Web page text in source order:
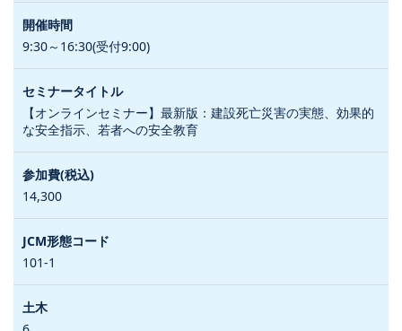
9:30～16:30(受付9:00)
【オンラインセミナー】最新版：建設死亡災害の実態、効果的
な安全指示、若者への安全教育
14,300
101-1